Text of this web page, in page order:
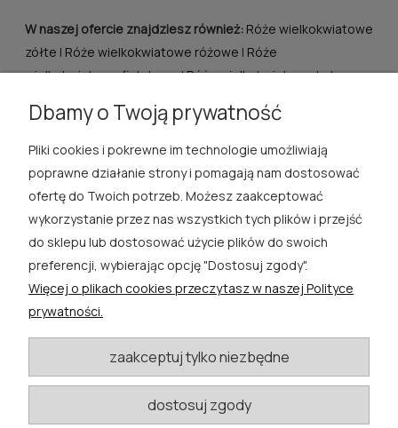
W naszej ofercie znajdziesz również: Róże wielkokwiatowe
zółte | Róże wielkokwiatowe różowe | Róże
wielkokwiatowe fioletowe|Róże wielkokwiatowe kolorowe
białe
ROSA ĆWIK
SKLEP
EXTRA
KATEGORIE BLOGU
W razie pytań i wątpliwości prosimy o kontakt
Dbamy o Twoją prywatność
Pliki cookies i pokrewne im technologie umożliwiają
poprawne działanie strony i pomagają nam dostosować
ofertę do Twoich potrzeb. Możesz zaakceptować
wykorzystanie przez nas wszystkich tych plików i przejść
do sklepu lub dostosować użycie plików do swoich
preferencji, wybierając opcję "Dostosuj zgody".
Więcej o plikach cookies przeczytasz w naszej Polityce
prywatności.
zaakceptuj tylko niezbędne
dostosuj zgody